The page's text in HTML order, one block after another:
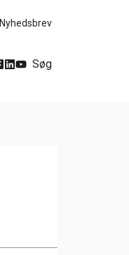
Nyhedsbrev
Søg